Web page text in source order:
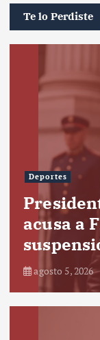
Te lo Perdiste
Deportes
acusa a
agosto 5, 2026